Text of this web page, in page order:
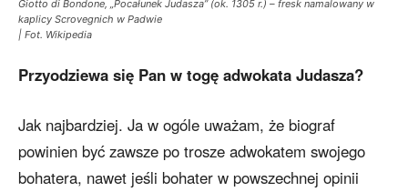
Giotto di Bondone, „Pocałunek Judasza” (ok. 1305 r.) – fresk namalowany w
kaplicy Scrovegnich w Padwie
| Fot. Wikipedia
Przyodziewa się Pan w togę adwokata Judasza?
Jak najbardziej. Ja w ogóle uważam, że biograf
powinien być zawsze po trosze adwokatem swojego
bohatera, nawet jeśli bohater w powszechnej opinii